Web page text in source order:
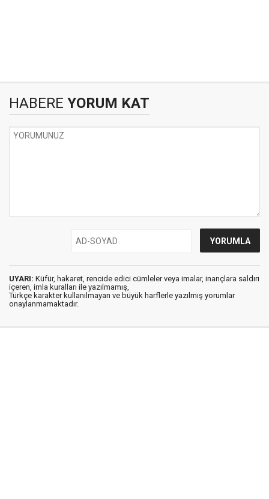
HABERE YORUM KAT
UYARI: Küfür, hakaret, rencide edici cümleler veya imalar, inançlara saldırı
içeren, imla kuralları ile yazılmamış,
Türkçe karakter kullanılmayan ve büyük harflerle yazılmış yorumlar
onaylanmamaktadır.